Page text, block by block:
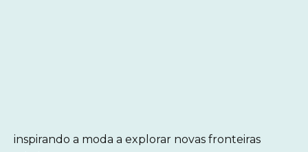
inspirando a moda a explorar novas fronteiras